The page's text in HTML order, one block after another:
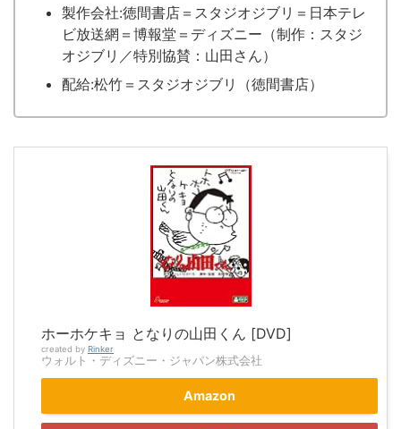
製作会社:徳間書店＝スタジオジブリ＝日本テレ
ビ放送網＝博報堂＝ディズニー（制作：スタジ
オジブリ／特別協賛：山田さん）
配給:松竹＝スタジオジブリ（徳間書店）
ホーホケキョ となりの山田くん [DVD]
created by Rinker
ウォルト・ディズニー・ジャパン株式会社
Amazon